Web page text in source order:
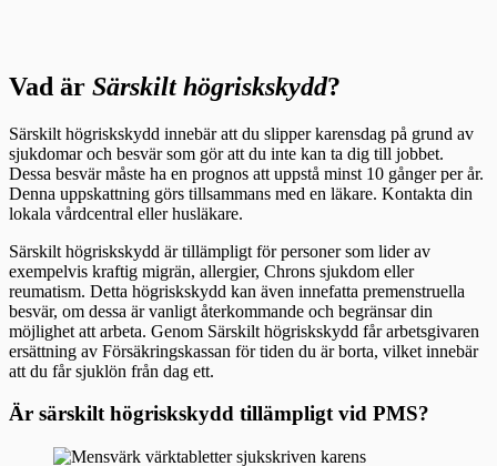
Vad är Särskilt högriskskydd?
Särskilt högriskskydd innebär att du slipper karensdag på grund av
sjukdomar och besvär som gör att du inte kan ta dig till jobbet.
Dessa besvär måste ha en prognos att uppstå minst 10 gånger per år.
Denna uppskattning görs tillsammans med en läkare. Kontakta din
lokala vårdcentral eller husläkare.
Särskilt högriskskydd är tillämpligt för personer som lider av
exempelvis kraftig migrän, allergier, Chrons sjukdom eller
reumatism. Detta högriskskydd kan även innefatta premenstruella
besvär, om dessa är vanligt återkommande och begränsar din
möjlighet att arbeta. Genom Särskilt högriskskydd får arbetsgivaren
ersättning av Försäkringskassan för tiden du är borta, vilket innebär
att du får sjuklön från dag ett.
Är särskilt högriskskydd tillämpligt vid PMS?